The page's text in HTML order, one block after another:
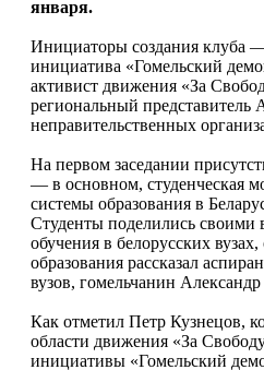
января.
Инициаторы создания клуба
инициатива «Гомельский
активист движения «За
региональный представитель
неправительственных
На первом заседании
— в основном, студенческая
системы образования в
Студенты поделились своими
обучения в белорусских
образования рассказал
вузов, гомельчанин
Как отметил Петр Кузнецов,
области движения «За
инициативы «Гомельский